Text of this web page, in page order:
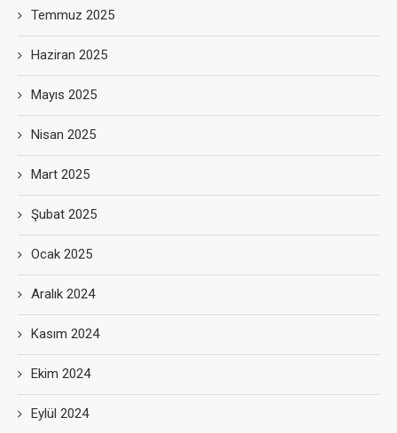
Temmuz 2025
Haziran 2025
Mayıs 2025
Nisan 2025
Mart 2025
Şubat 2025
Ocak 2025
Aralık 2024
Kasım 2024
Ekim 2024
Eylül 2024